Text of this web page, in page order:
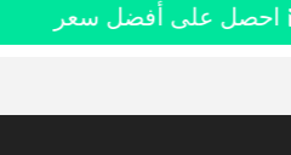
احصل على أفضل سعر